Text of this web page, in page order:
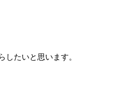
たいと思います。